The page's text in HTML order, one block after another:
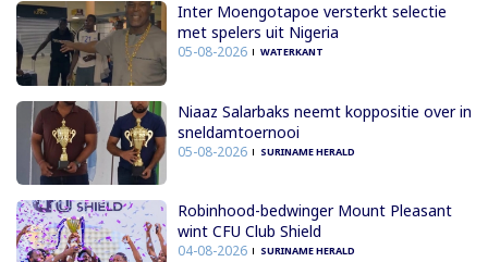
Inter Moengotapoe versterkt selectie
met spelers uit Nigeria
05-08-2026 WATERKANT
Niaaz Salarbaks neemt koppositie over in
sneldamtoernooi
05-08-2026 SURINAME HERALD
Robinhood-bedwinger Mount Pleasant
wint CFU Club Shield
04-08-2026 SURINAME HERALD